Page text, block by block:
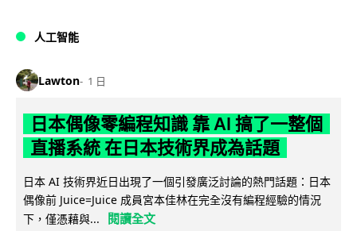
人工智能
Lawton 1 日
日本偶像零編程知識 靠 AI 搞了一整個
直播系統 在日本技術界成為話題
日本 AI 技術界近日出現了一個引發廣泛討論的熱門話題：日本
偶像前 Juice=Juice 成員宮本佳林在完全沒有編程經驗的情況
下，僅憑藉與...
閱讀全文